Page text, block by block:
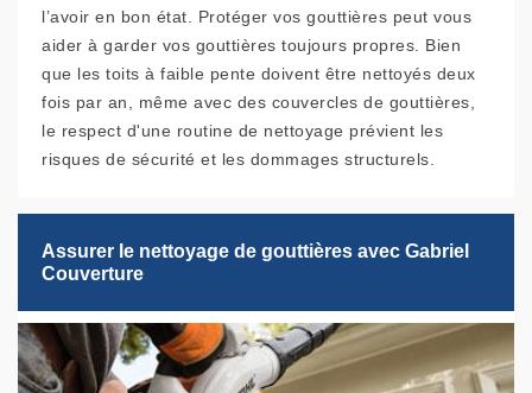
l’avoir en bon état. Protéger vos gouttières peut vous
aider à garder vos gouttières toujours propres. Bien
que les toits à faible pente doivent être nettoyés deux
fois par an, même avec des couvercles de gouttières,
le respect d'une routine de nettoyage prévient les
risques de sécurité et les dommages structurels.
Assurer le nettoyage de gouttières avec Gabriel
Couverture